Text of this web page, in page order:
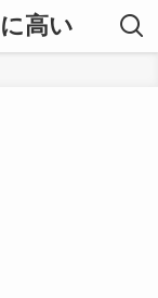
高い